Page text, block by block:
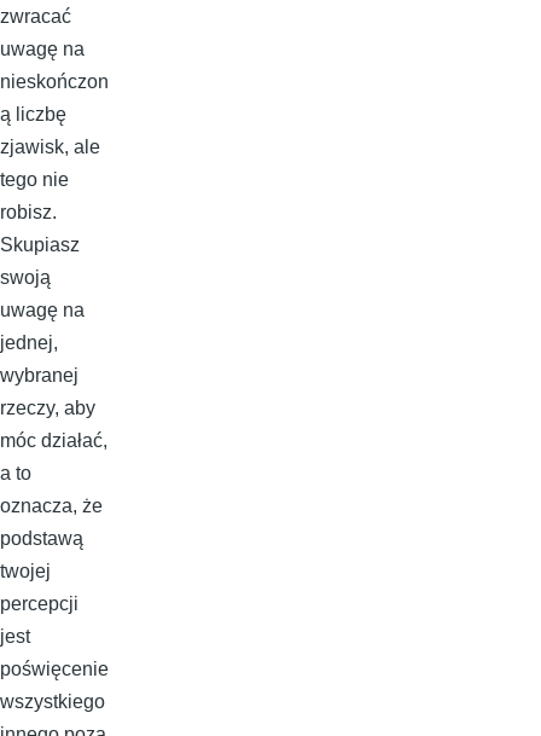
zwracać
uwagę na
nieskończon
ą liczbę
zjawisk, ale
tego nie
robisz.
Skupiasz
swoją
uwagę na
jednej,
wybranej
rzeczy, aby
móc działać,
a to
oznacza, że
podstawą
twojej
percepcji
jest
poświęcenie
wszystkiego